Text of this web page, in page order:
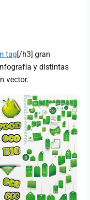
tag[/h3] gran
y distintas
vector.